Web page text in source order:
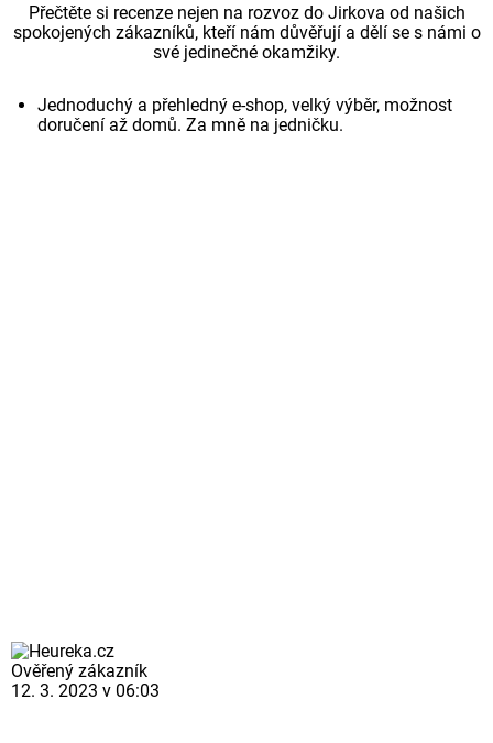
Přečtěte si recenze nejen na rozvoz do Jirkova od našich
spokojených zákazníků, kteří nám důvěřují a dělí se s námi o
své jedinečné okamžiky.
Jednoduchý a přehledný e-shop, velký výběr, možnost
doručení až domů. Za mně na jedničku.
Ověřený zákazník
12. 3. 2023 v 06:03